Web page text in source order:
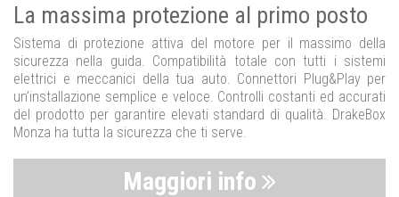
La massima protezione al primo posto
Sistema di protezione attiva del motore per il massimo della
sicurezza nella guida. Compatibilità totale con tutti i sistemi
elettrici e meccanici della tua auto. Connettori Plug&Play per
un’installazione semplice e veloce. Controlli costanti ed accurati
del prodotto per garantire elevati standard di qualità. DrakeBox
Monza ha tutta la sicurezza che ti serve.
Maggiori info